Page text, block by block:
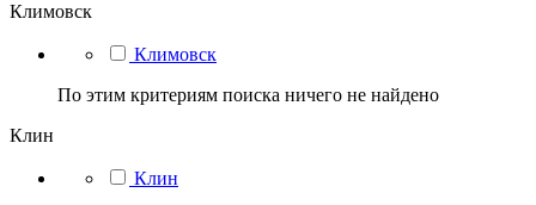
Климовск
Климовск
По этим критериям поиска ничего не найдено
Клин
Клин